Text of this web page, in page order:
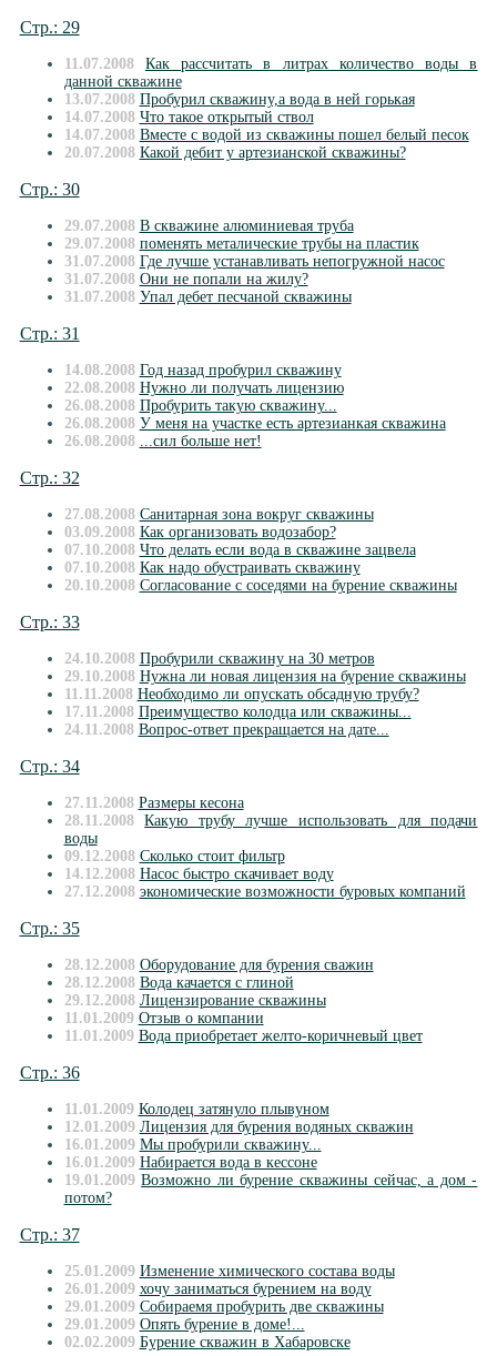
Стр.: 29
11.07.2008
Как рассчитать в литрах количество воды в
данной скважине
13.07.2008 Пробурил скважину,а вода в ней горькая
14.07.2008 Что такое открытый ствол
14.07.2008 Вместе с водой из скважины пошел белый песок
20.07.2008 Какой дебит у артезианской скважины?
Стр.: 30
29.07.2008 В скважине алюминиевая труба
29.07.2008 поменять металические трубы на пластик
31.07.2008 Где лучше устанавливать непогружной насос
31.07.2008 Они не попали на жилу?
31.07.2008 Упал дeбет песчаной скважины
Стр.: 31
14.08.2008 Год назад пробурил скважину
22.08.2008 Нужно ли получать лицензию
26.08.2008 Пробурить такую скважину...
26.08.2008 У меня на участке есть артезианкая скважина
26.08.2008 ...сил больше нет!
Стр.: 32
27.08.2008 Санитарная зона вокруг скважины
03.09.2008 Как организовать водозабор?
07.10.2008 Что делать если вода в скважине зацвела
07.10.2008 Как надо обустраивать скважину
20.10.2008 Согласование с соседями на бурение скважины
Стр.: 33
24.10.2008 Пробурили скважину на 30 метров
29.10.2008 Нужна ли новая лицензия на бурение скважины
11.11.2008 Необходимо ли опускать обсадную трубу?
17.11.2008 Преимущество колодца или скважины...
24.11.2008 Вопрос-ответ прекращается на дате...
Стр.: 34
27.11.2008 Размеры кесона
28.11.2008
Какую трубу лучше использовать для подачи
воды
09.12.2008 Сколько стоит фильтр
14.12.2008 Насос быстро скачивает воду
27.12.2008 экономические возможности буровых компаний
Стр.: 35
28.12.2008 Оборудование для бурения сважин
28.12.2008 Вода качается с глиной
29.12.2008 Лицензирование скважины
11.01.2009 Отзыв о компании
11.01.2009 Вода приобретает желто-коричневый цвет
Стр.: 36
11.01.2009 Колодец затянуло плывуном
12.01.2009 Лицензия для бурения водяных скважин
16.01.2009 Мы пробурили скважину...
16.01.2009 Набирается вода в кессоне
19.01.2009 Возможно ли бурение скважины сейчас, а дом -
потом?
Стр.: 37
25.01.2009 Изменение химического состава воды
26.01.2009 хочу заниматься бурением на воду
29.01.2009 Собираемя пробурить две скважины
29.01.2009 Опять бурение в доме!...
02.02.2009 Бурение скважин в Хабаровске